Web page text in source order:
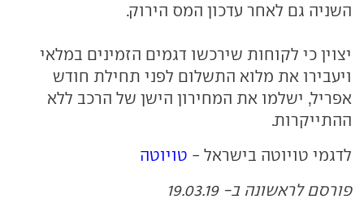
השניה גם לאחר עדכון המס הירוק.
יצוין כי לקוחות שירכשו דגמים הזמינים במלאי
ויעבירו את מלוא התשלום לפני תחילת חודש
אפריל, ישלמו את המחירון הישן של הרכב ללא
ההתייקרות.
לדגמי טויוטה בישראל - טויוטה
פורסם לראשונה ב- 19.03.19